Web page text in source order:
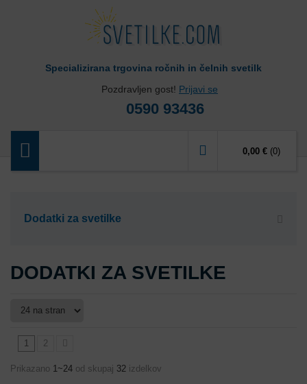
Specializirana trgovina ročnih in čelnih svetilk
Pozdravljen gost! Prijavi se
0590 93436
0,00 €(0)
Dodatki za svetilke
DODATKI ZA SVETILKE
1 2
Prikazano 1~24 od skupaj 32 izdelkov